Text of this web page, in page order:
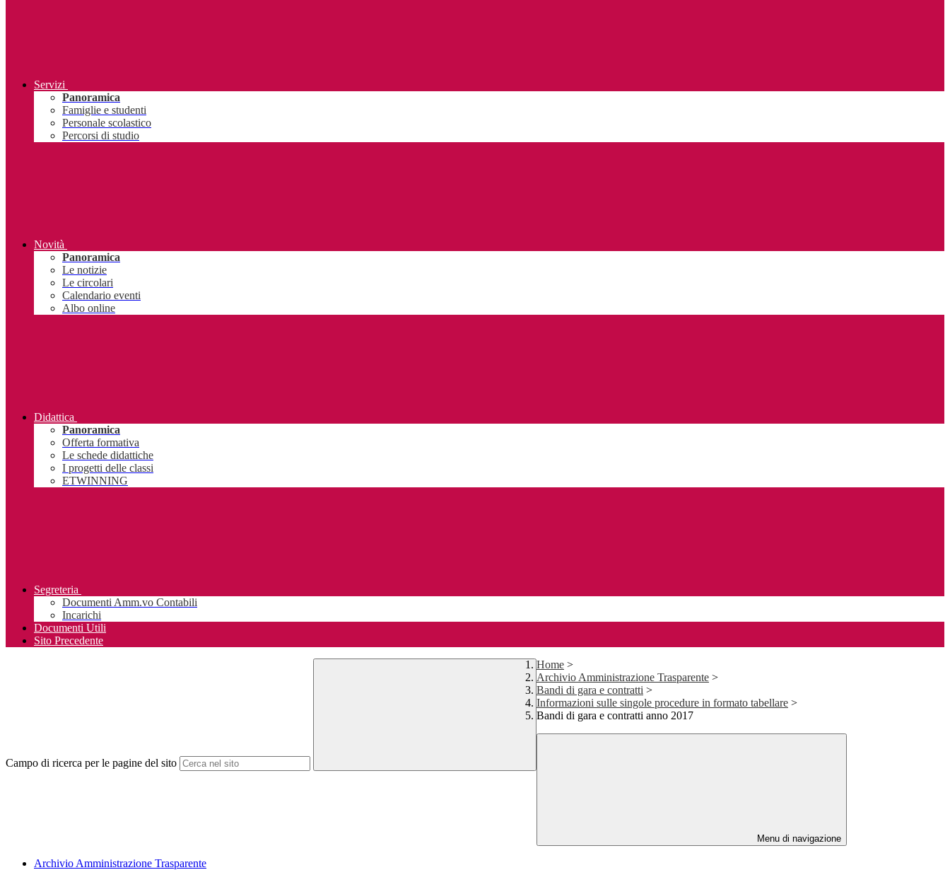
Servizi
Panoramica
Famiglie e studenti
Personale scolastico
Percorsi di studio
Novità
Panoramica
Le notizie
Le circolari
Calendario eventi
Albo online
Didattica
Panoramica
Offerta formativa
Le schede didattiche
I progetti delle classi
ETWINNING
Segreteria
Documenti Amm.vo Contabili
Incarichi
Documenti Utili
Sito Precedente
Campo di ricerca per le pagine del sito
Home >
Archivio Amministrazione Trasparente >
Bandi di gara e contratti >
Informazioni sulle singole procedure in formato tabellare >
Bandi di gara e contratti anno 2017
Menu di navigazione
Archivio Amministrazione Trasparente